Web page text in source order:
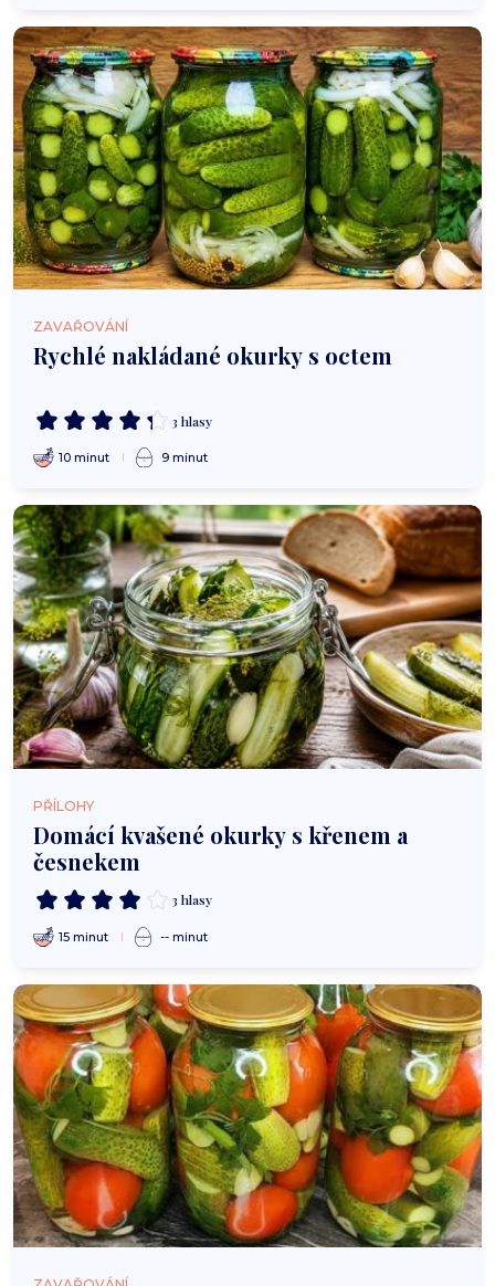
ZAVAŘOVÁNÍ
Rychlé nakládané okurky s octem
3 hlasy
10 minut 9 minut
PŘÍLOHY
Domácí kvašené okurky s křenem a
česnekem
3 hlasy
15 minut -- minut